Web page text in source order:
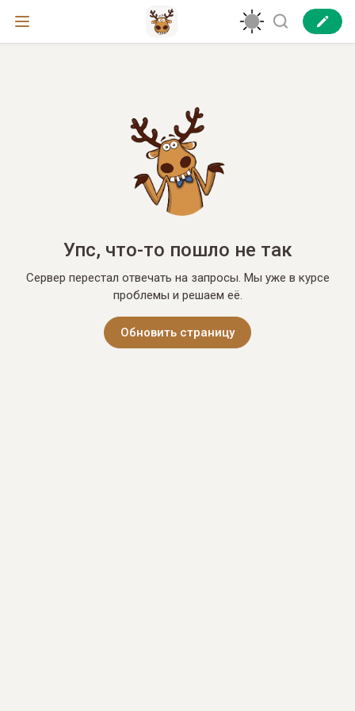
Упс, что-то пошло не так
Сервер перестал отвечать на запросы. Мы уже в курсе
проблемы и решаем её.
Обновить страницу